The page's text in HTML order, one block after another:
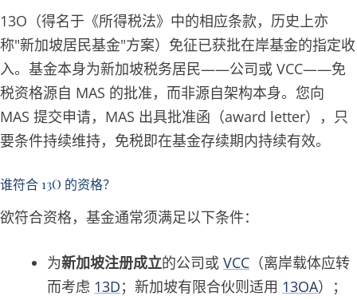
13O（得名于《所得税法》中的相应条款，历史上亦
称"新加坡居民基金"方案）免征已获批在岸基金的指定收
入。基金本身为新加坡税务居民——公司或 VCC——免
税资格源自 MAS 的批准，而非源自架构本身。您向
MAS 提交申请，MAS 出具批准函（award letter），只
要条件持续维持，免税即在基金存续期内持续有效。
谁符合 13O 的资格？
欲符合资格，基金通常须满足以下条件：
为新加坡注册成立的公司或VCC （离岸载体应转
而考虑 13D；新加坡有限合伙则适用 13OA）；